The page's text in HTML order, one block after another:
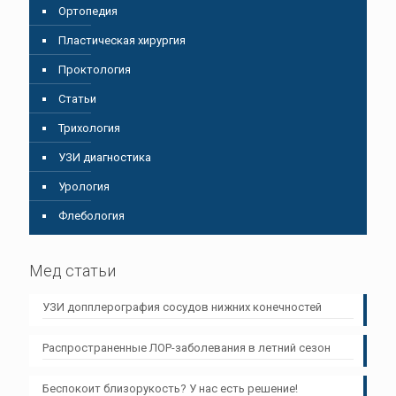
Ортопедия
Пластическая хирургия
Проктология
Статьи
Трихология
УЗИ диагностика
Урология
Флебология
Мед статьи
УЗИ допплерография сосудов нижних конечностей
Распространенные ЛОР-заболевания в летний сезон
Беспокоит близорукость? У нас есть решение!